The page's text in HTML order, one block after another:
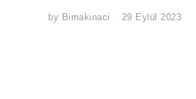
by Bimakinaci 29 Eylül 2023